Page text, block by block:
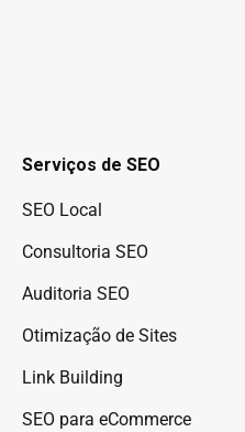
Serviços de SEO
SEO Local
Consultoria SEO
Auditoria SEO
Otimização de Sites
Link Building
SEO para eCommerce